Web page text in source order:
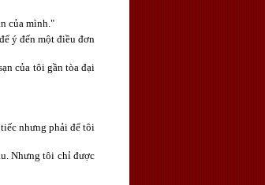
của mình."
ý đến một điều đơn
của tôi gần tòa đại
nhưng phải để tôi
Nhưng tôi chỉ được